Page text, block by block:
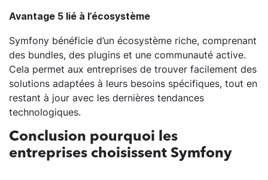
Avantage 5 lié à l’écosystème
Symfony bénéficie d’un écosystème riche, comprenant
des bundles, des plugins et une communauté active.
Cela permet aux entreprises de trouver facilement des
solutions adaptées à leurs besoins spécifiques, tout en
restant à jour avec les dernières tendances
technologiques.
Conclusion pourquoi les
entreprises choisissent Symfony